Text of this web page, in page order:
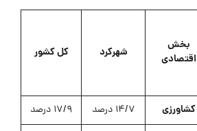
بخش
اقتصادی
شهرکرد کل کشور
کشاورزی 14/7 درصد 17/9 درصد